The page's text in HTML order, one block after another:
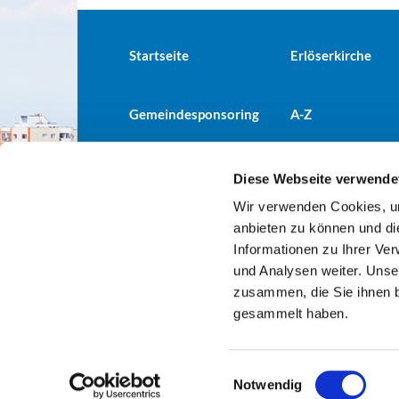
Diese Webseite
Wir verwenden Cookies,
anbieten zu können und
Informationen zu Ihrer
und Analysen weiter.
zusammen, die Sie ihnen
gesammelt haben.
i
Notwendig
Startseite Erlöserkirche
Gemeindesponsoring A-Z
Evangelische